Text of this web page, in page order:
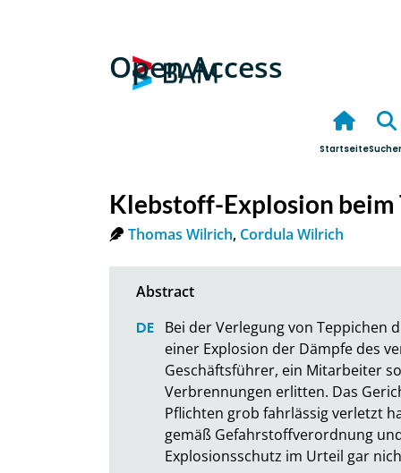
Open Access
Startseite
Klebstoff-Explosion beim
Thomas Wilrich, Cordula Wilrich
Bei der Verlegung von Teppichen
einer Explosion der Dämpfe des
Geschäftsführer, ein Mitarbeiter
Verbrennungen erlitten. Das
Pflichten grob fahrlässig verletzt
gemäß Gefahrstoffverordnung
Explosionsschutz im Urteil gar